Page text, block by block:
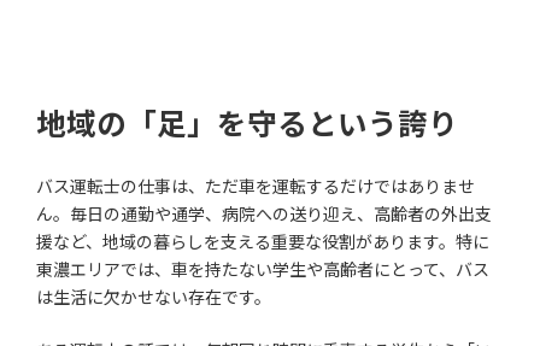
3.1.未経験からプロへ。充実の免許取得支援と研修
制度
3.2.安全意識の徹底とチームで守る運行品質
3.3.地元で長く、安定して働ける環境
4.多治見・東濃エリアのバス運転士だからこそ感じら
地域の「足」を守るという誇り
バス運転士の仕事は、ただ車を運転するだけではありませ
ん。毎日の通勤や通学、病院への送り迎え、高齢者の外出支
援など、地域の暮らしを支える重要な役割があります。特に
東濃エリアでは、車を持たない学生や高齢者にとって、バス
は生活に欠かせない存在です。